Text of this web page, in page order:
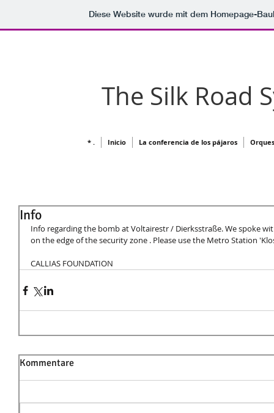
Diese Website wurde mit dem Homepage-
The Silk Road
* . Inicio La conferencia de los pájaros
Info
Info regarding the bomb at Voltairestr / Dierksstraße. We spoke
on the edge of the security zone . Please use the Metro Station
CALLIAS FOUNDATION
Kommentare